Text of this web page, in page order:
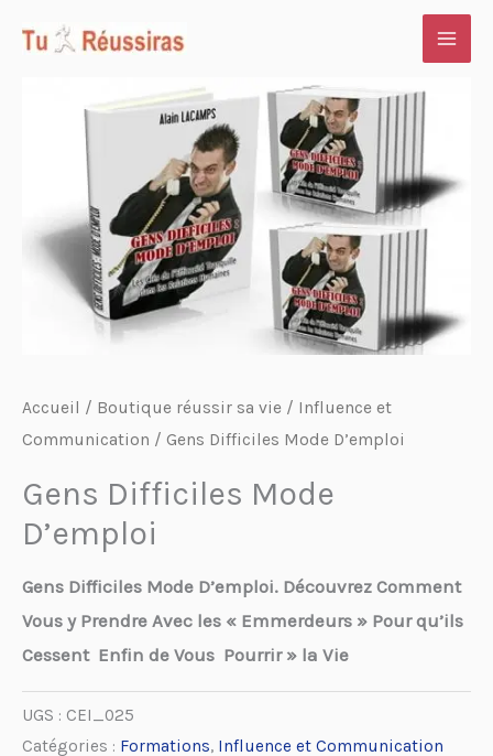
Accueil / Boutique réussir sa vie / Influence et
Communication / Gens Difficiles Mode D’emploi
Gens Difficiles Mode
D’emploi
Gens Difficiles Mode D’emploi. Découvrez Comment
Vous y Prendre Avec les « Emmerdeurs » Pour qu’ils
Cessent Enfin de Vous Pourrir » la Vie
UGS : CEI_025
Catégories : Formations, Influence et Communication